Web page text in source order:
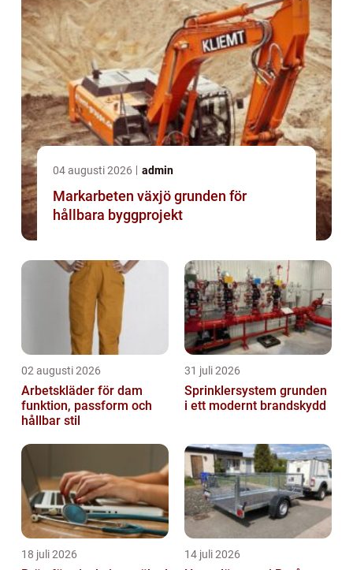
04 augusti 2026 admin
Markarbeten växjö grunden för
hållbara byggprojekt
02 augusti 2026
Arbetskläder för dam
funktion, passform och
hållbar stil
31 juli 2026
Sprinklersystem grunden
i ett modernt brandskydd
18 juli 2026 14 juli 2026